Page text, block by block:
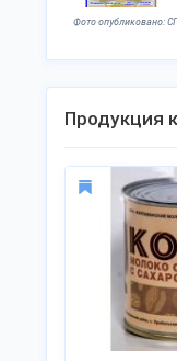
Фото опубликовано:
Продукция